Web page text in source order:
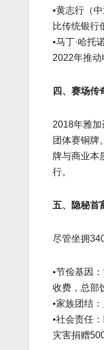
•黄志行（
比传统银行
•马丁·哈托
2022年推动
四、赛场传
2018年雅
团体赛铜牌
牌与商业本
行。
五、隐秘首
尽管坐拥
•节俭基因
收费，总部
•家族团结
•社会责任
灾害捐赠